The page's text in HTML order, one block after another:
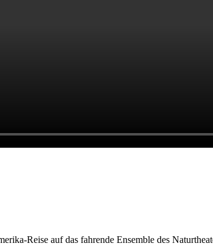
Reise auf das fahrende Ensemble des